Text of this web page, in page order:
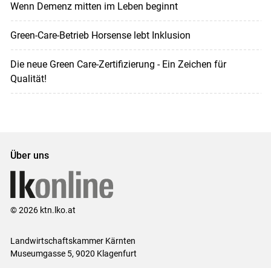
Wenn Demenz mitten im Leben beginnt
Green-Care-Betrieb Horsense lebt Inklusion
Die neue Green Care-Zertifizierung - Ein Zeichen für
Qualität!
Über uns
© 2026 ktn.lko.at
Landwirtschaftskammer Kärnten
Museumgasse 5, 9020 Klagenfurt